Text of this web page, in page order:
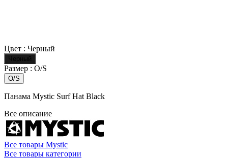
Цвет : Черный
Черный
Размер : O/S
O/S
Панама Mystic Surf Hat Black
Все описание
Все товары Mystic
Все товары категории